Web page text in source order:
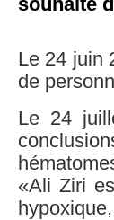
souhaité
Le 24 juin
de
Le 24
«Ali Ziri